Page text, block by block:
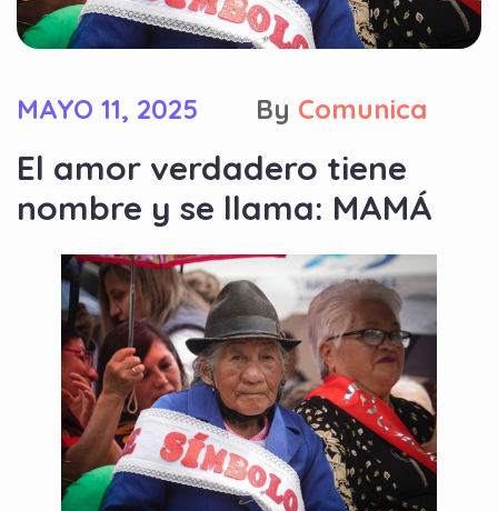
MAYO 11, 2025 By Comunica
El amor verdadero tiene
nombre y se llama: MAMÁ